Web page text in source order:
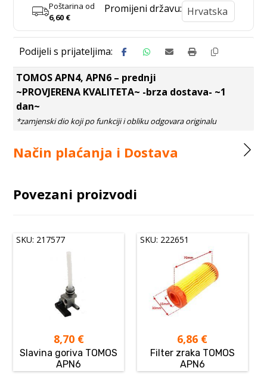
Poštarina od
6,60 €
Promijeni državu:
TOMOS APN4, APN6 – prednji
~PROVJERENA KVALITETA~ -brza dostava- ~1
dan~
Način plaćanja i Dostava
Povezani proizvodi
SKU: 217577
8,70 €
Slavina goriva TOMOS
APN6
SKU: 222651
6,86 €
Filter zraka TOMOS
APN6